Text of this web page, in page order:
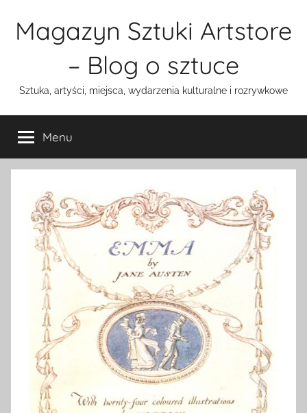
Magazyn Sztuki Artstore
– Blog o sztuce
Sztuka, artyści, miejsca, wydarzenia kulturalne i rozrywkowe
Menu